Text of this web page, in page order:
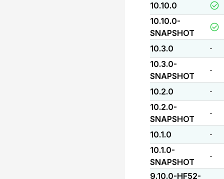
10.10.0
10.10.0-
SNAPSHOT
10.3.0
-
10.3.0-
SNAPSHOT
-
10.2.0 -
10.2.0-
SNAPSHOT
-
10.1.0 -
10.1.0-
SNAPSHOT
-
9.10.0-HF52-